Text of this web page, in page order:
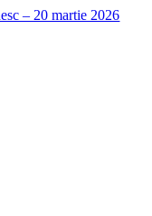
– 20 martie 2026